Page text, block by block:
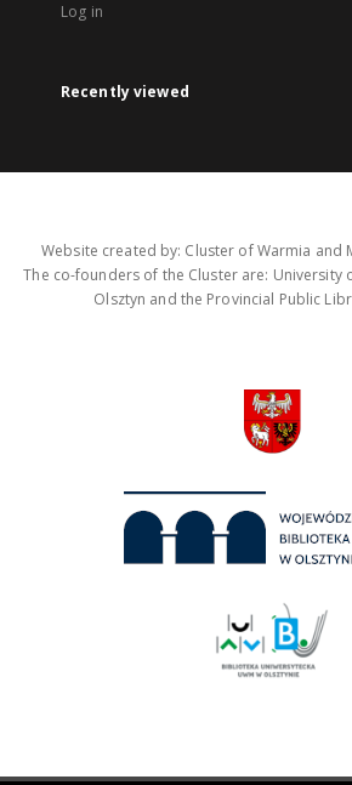
Log in
Recently viewed
Website created by: Cluster of Warmia and
The co-founders of the Cluster are: University
Olsztyn and the Provincial Public